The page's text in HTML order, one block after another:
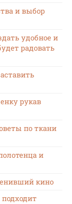
и выбор
удобное и
радовать
рукав
по ткани
и
кино